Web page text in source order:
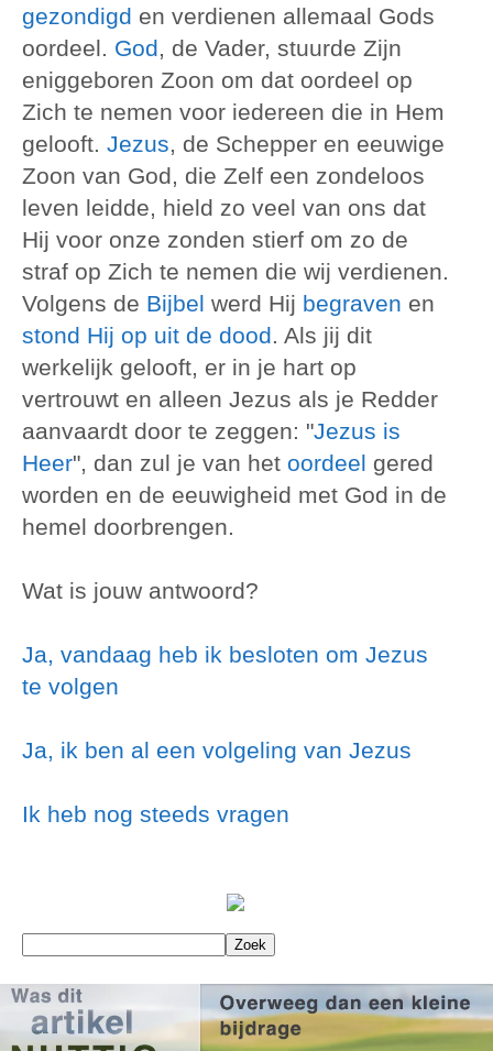
gezondigd en verdienen allemaal Gods
oordeel. God, de Vader, stuurde Zijn
eniggeboren Zoon om dat oordeel op
Zich te nemen voor iedereen die in Hem
gelooft. Jezus, de Schepper en eeuwige
Zoon van God, die Zelf een zondeloos
leven leidde, hield zo veel van ons dat
Hij voor onze zonden stierf om zo de
straf op Zich te nemen die wij verdienen.
Volgens de Bijbel werd Hij begraven en
stond Hij op uit de dood. Als jij dit
werkelijk gelooft, er in je hart op
vertrouwt en alleen Jezus als je Redder
aanvaardt door te zeggen: "Jezus is
Heer", dan zul je van het oordeel gered
worden en de eeuwigheid met God in de
hemel doorbrengen.
Wat is jouw antwoord?
Ja, vandaag heb ik besloten om Jezus
te volgen
Ja, ik ben al een volgeling van Jezus
Ik heb nog steeds vragen